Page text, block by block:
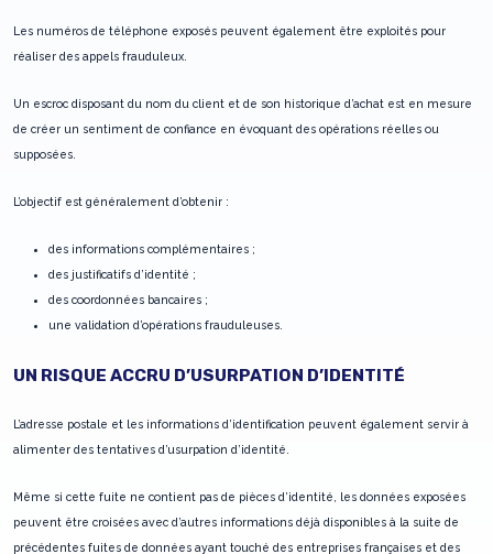
Les numéros de téléphone exposés peuvent également être exploités pour
réaliser des appels frauduleux.
Un escroc disposant du nom du client et de son historique d’achat est en mesure
de créer un sentiment de confiance en évoquant des opérations réelles ou
supposées.
L’objectif est généralement d’obtenir :
des informations complémentaires ;
des justificatifs d’identité ;
des coordonnées bancaires ;
une validation d’opérations frauduleuses.
UN RISQUE ACCRU D’USURPATION D’IDENTITÉ
L’adresse postale et les informations d’identification peuvent également servir à
alimenter des tentatives d’usurpation d’identité.
Même si cette fuite ne contient pas de pièces d’identité, les données exposées
peuvent être croisées avec d’autres informations déjà disponibles à la suite de
précédentes fuites de données ayant touché des entreprises françaises et des